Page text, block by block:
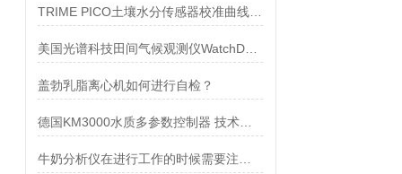
盖勃乳脂离心机如何进行自检？